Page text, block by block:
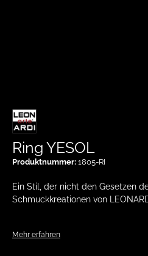
Ein Stil, der nicht den Gesetzen
Schmuckkreationen von
Mehr erfahren
Ring YESOL
Produktnummer: 1805-RI